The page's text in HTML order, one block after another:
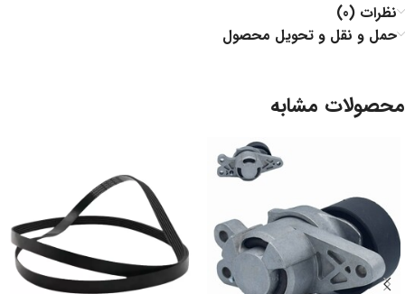
نظرات (0)
حمل و نقل و تحویل محصول
محصولات مشابه